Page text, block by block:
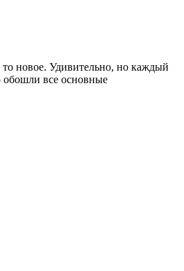
новое. Удивительно, но каждый
обошли все основные